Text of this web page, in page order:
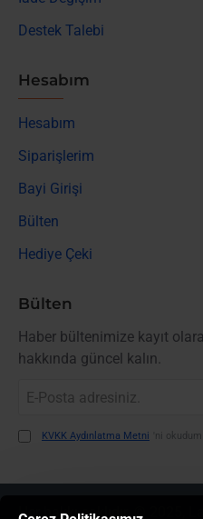
Destek Talebi
Hesabım
Hesabım
Siparişlerim
Bayi Girişi
Bülten
Hediye Çeki
Bülten
Haber bültenimize kayıt
hakkında güncel kalın.
Posta
KVKK Aydınlatma Metni 'ni
Her hakkı saklıdır. © 2025,